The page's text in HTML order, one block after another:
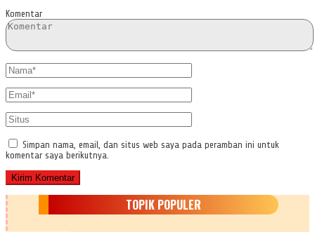
Komentar
Simpan nama, email, dan situs web saya pada peramban ini untuk
komentar saya berikutnya.
TOPIK POPULER